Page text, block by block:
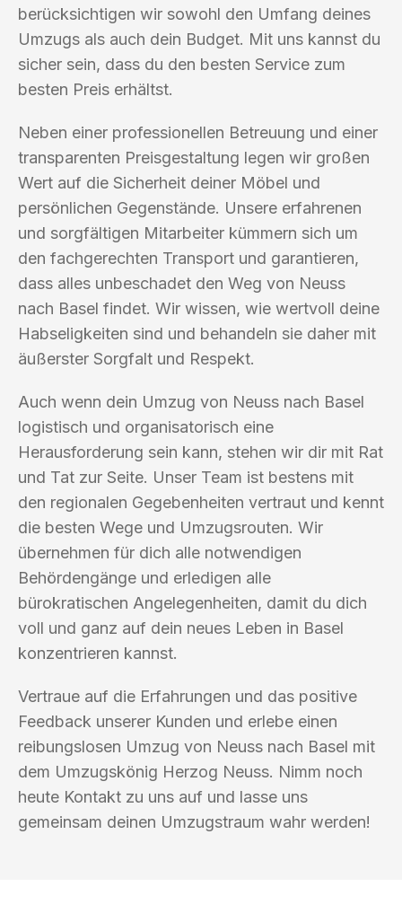
berücksichtigen wir sowohl den Umfang deines
Umzugs als auch dein Budget. Mit uns kannst du
sicher sein, dass du den besten Service zum
besten Preis erhältst.
Neben einer professionellen Betreuung und einer
transparenten Preisgestaltung legen wir großen
Wert auf die Sicherheit deiner Möbel und
persönlichen Gegenstände. Unsere erfahrenen
und sorgfältigen Mitarbeiter kümmern sich um
den fachgerechten Transport und garantieren,
dass alles unbeschadet den Weg von Neuss
nach Basel findet. Wir wissen, wie wertvoll deine
Habseligkeiten sind und behandeln sie daher mit
äußerster Sorgfalt und Respekt.
Auch wenn dein Umzug von Neuss nach Basel
logistisch und organisatorisch eine
Herausforderung sein kann, stehen wir dir mit Rat
und Tat zur Seite. Unser Team ist bestens mit
den regionalen Gegebenheiten vertraut und kennt
die besten Wege und Umzugsrouten. Wir
übernehmen für dich alle notwendigen
Behördengänge und erledigen alle
bürokratischen Angelegenheiten, damit du dich
voll und ganz auf dein neues Leben in Basel
konzentrieren kannst.
Vertraue auf die Erfahrungen und das positive
Feedback unserer Kunden und erlebe einen
reibungslosen Umzug von Neuss nach Basel mit
dem Umzugskönig Herzog Neuss. Nimm noch
heute Kontakt zu uns auf und lasse uns
gemeinsam deinen Umzugstraum wahr werden!